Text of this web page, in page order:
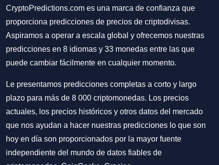
CryptoPredictions.com es una marca de confianza que
proporciona predicciones de precios de criptodivisas.
Aspiramos a operar a escala global y ofrecemos nuestras
predicciones en 8 idiomas y 33 monedas entre las que
puede cambiar fácilmente en cualquier momento.
Le presentamos predicciones completas a corto y largo
plazo para más de 8 000 criptomonedas. Los precios
actuales, los precios históricos y otros datos del mercado
que nos ayudan a hacer nuestras predicciones lo que son
hoy en día son proporcionados por la mayor fuente
independiente del mundo de datos fiables de